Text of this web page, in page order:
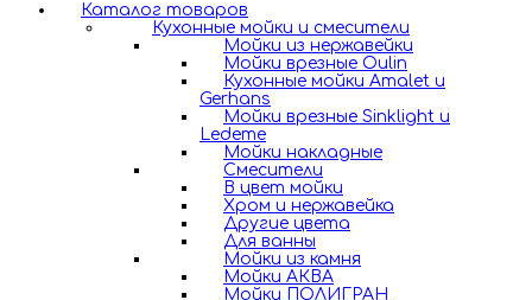
Каталог товаров
Кухонные мойки и смесители
Мойки из нержавейки
Мойки врезные Oulin
Кухонные мойки Amalet и
Gerhans
Мойки врезные Sinklight и
Ledeme
Мойки накладные
Смесители
В цвет мойки
Хром и нержавейка
Другие цвета
Для ванны
Мойки из камня
Мойки АКВА
Мойки ПОЛИГРАН